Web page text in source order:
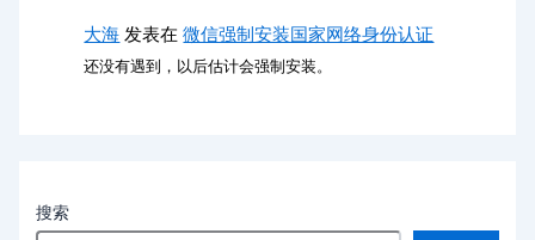
大海 发表在微信强制安装国家网络身份认证
还没有遇到，以后估计会强制安装。
搜索